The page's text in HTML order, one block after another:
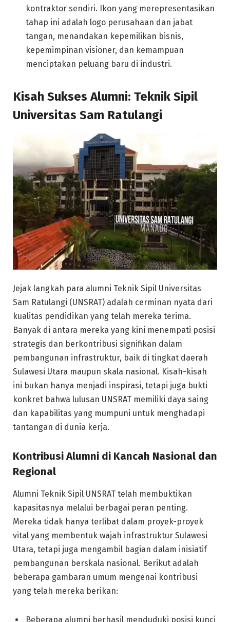
kontraktor sendiri. Ikon yang merepresentasikan
tahap ini adalah logo perusahaan dan jabat
tangan, menandakan kepemilikan bisnis,
kepemimpinan visioner, dan kemampuan
menciptakan peluang baru di industri.
Kisah Sukses Alumni: Teknik Sipil
Universitas Sam Ratulangi
Jejak langkah para alumni Teknik Sipil Universitas
Sam Ratulangi (UNSRAT) adalah cerminan nyata dari
kualitas pendidikan yang telah mereka terima.
Banyak di antara mereka yang kini menempati posisi
strategis dan berkontribusi signifikan dalam
pembangunan infrastruktur, baik di tingkat daerah
Sulawesi Utara maupun skala nasional. Kisah-kisah
ini bukan hanya menjadi inspirasi, tetapi juga bukti
konkret bahwa lulusan UNSRAT memiliki daya saing
dan kapabilitas yang mumpuni untuk menghadapi
tantangan di dunia kerja.
Kontribusi Alumni di Kancah Nasional dan
Regional
Alumni Teknik Sipil UNSRAT telah membuktikan
kapasitasnya melalui berbagai peran penting.
Mereka tidak hanya terlibat dalam proyek-proyek
vital yang membentuk wajah infrastruktur Sulawesi
Utara, tetapi juga mengambil bagian dalam inisiatif
pembangunan berskala nasional. Berikut adalah
beberapa gambaran umum mengenai kontribusi
yang telah mereka berikan:
Beberapa alumni berhasil menduduki posisi kunci